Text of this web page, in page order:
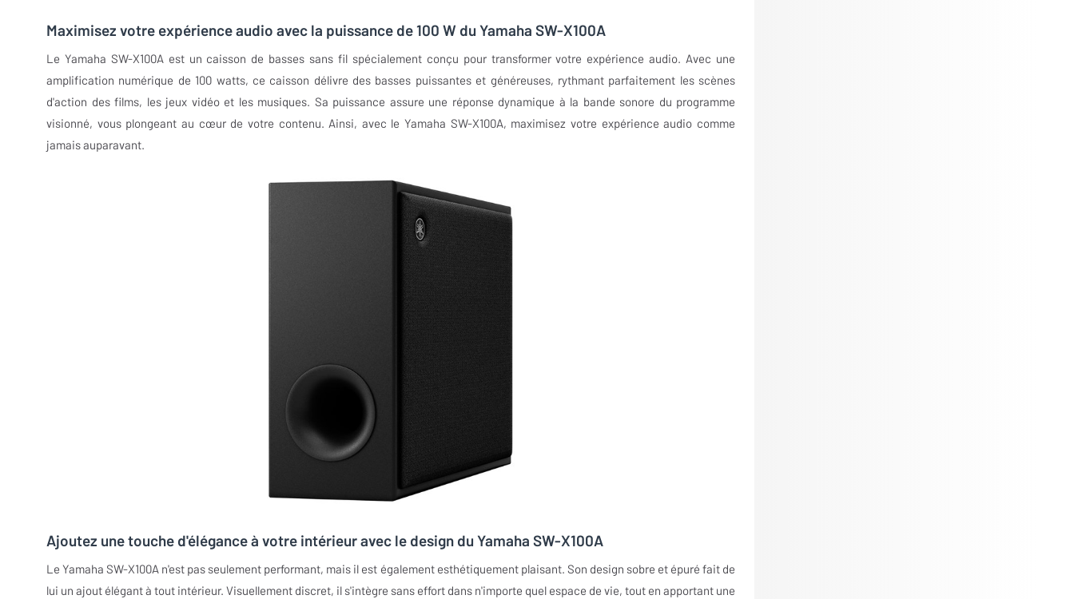
Maximisez votre expérience audio avec la puissance de 100 W du Yamaha SW-X100A
Le Yamaha SW-X100A est un caisson de basses sans fil spécialement conçu pour transformer votre expérience audio. Avec une
amplification numérique de 100 watts, ce caisson délivre des basses puissantes et généreuses, rythmant parfaitement les scènes
d'action des films, les jeux vidéo et les musiques. Sa puissance assure une réponse dynamique à la bande sonore du programme
visionné, vous plongeant au cœur de votre contenu. Ainsi, avec le Yamaha SW-X100A, maximisez votre expérience audio comme
jamais auparavant.
Ajoutez une touche d'élégance à votre intérieur avec le design du Yamaha SW-X100A
Le Yamaha SW-X100A n'est pas seulement performant, mais il est également esthétiquement plaisant. Son design sobre et épuré fait de
lui un ajout élégant à tout intérieur. Visuellement discret, il s'intègre sans effort dans n'importe quel espace de vie, tout en apportant une